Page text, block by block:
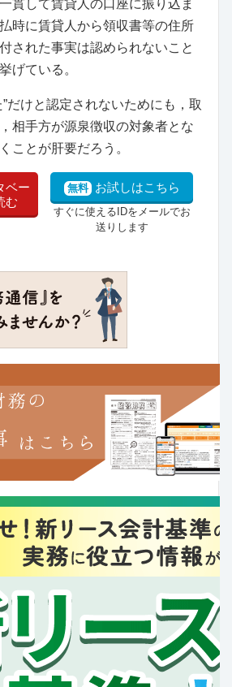
貫して賃貸人の口座に振り込ま
時に賃貸人から領収書等の住所
された事実は認められないこと
げている。
だけと認定されないためにも，取
相手方が源泉徴収の対象者とな
ことが肝要だろう。
ベー
む
無料 お試しはこちら
すぐに使えるIDをメールでお
送りします